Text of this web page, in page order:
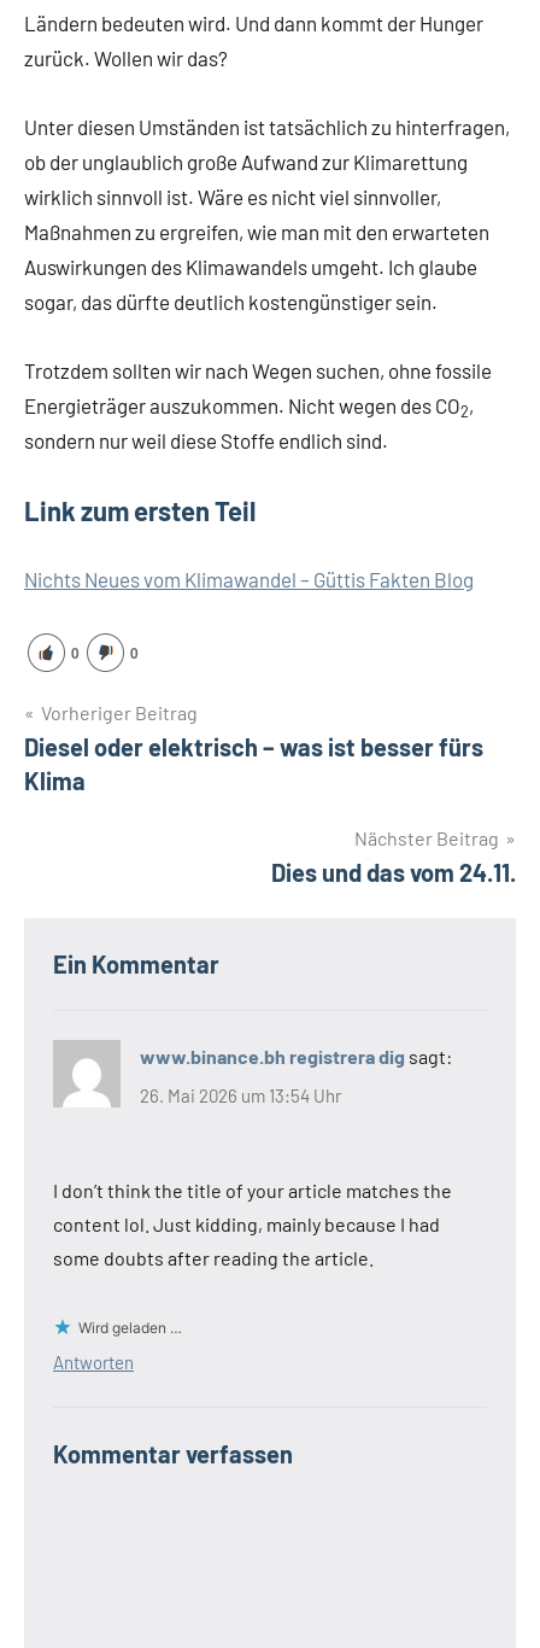
Ländern bedeuten wird. Und dann kommt der Hunger
zurück. Wollen wir das?
Unter diesen Umständen ist tatsächlich zu hinterfragen,
ob der unglaublich große Aufwand zur Klimarettung
wirklich sinnvoll ist. Wäre es nicht viel sinnvoller,
Maßnahmen zu ergreifen, wie man mit den erwarteten
Auswirkungen des Klimawandels umgeht. Ich glaube
sogar, das dürfte deutlich kostengünstiger sein.
Trotzdem sollten wir nach Wegen suchen, ohne fossile
Energieträger auszukommen. Nicht wegen des CO2,
sondern nur weil diese Stoffe endlich sind.
Link zum ersten Teil
Nichts Neues vom Klimawandel – Güttis Fakten Blog
0 0
Beitragsnavigation
Vorheriger Beitrag
Diesel oder elektrisch – was ist besser fürs
Klima
Nächster Beitrag
Dies und das vom 24.11.
Ein Kommentar
www.binance.bh registrera dig sagt:
26. Mai 2026 um 13:54 Uhr
I don’t think the title of your article matches the
content lol. Just kidding, mainly because I had
some doubts after reading the article.
Wird geladen …
Antworten
Kommentar verfassen